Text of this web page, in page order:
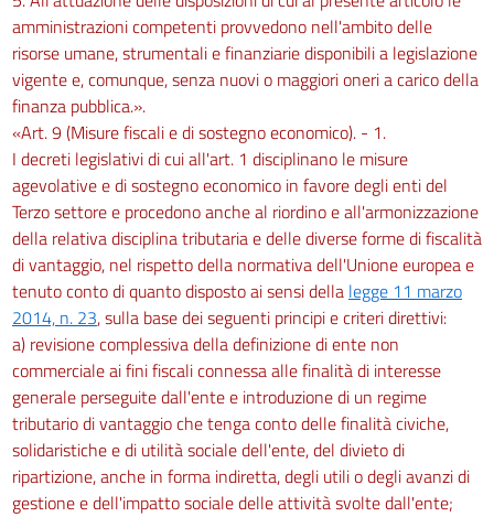
amministrazioni competenti provvedono nell'ambito delle
risorse umane, strumentali e finanziarie disponibili a legislazione
vigente e, comunque, senza nuovi o maggiori oneri a carico della
finanza pubblica.».
«Art. 9 (Misure fiscali e di sostegno economico). - 1.
I decreti legislativi di cui all'art. 1 disciplinano le misure
agevolative e di sostegno economico in favore degli enti del
Terzo settore e procedono anche al riordino e all'armonizzazione
della relativa disciplina tributaria e delle diverse forme di fiscalità
di vantaggio, nel rispetto della normativa dell'Unione europea e
tenuto conto di quanto disposto ai sensi della legge 11 marzo
2014, n. 23, sulla base dei seguenti principi e criteri direttivi:
a) revisione complessiva della definizione di ente non
commerciale ai fini fiscali connessa alle finalità di interesse
generale perseguite dall'ente e introduzione di un regime
tributario di vantaggio che tenga conto delle finalità civiche,
solidaristiche e di utilità sociale dell'ente, del divieto di
ripartizione, anche in forma indiretta, degli utili o degli avanzi di
gestione e dell'impatto sociale delle attività svolte dall'ente;